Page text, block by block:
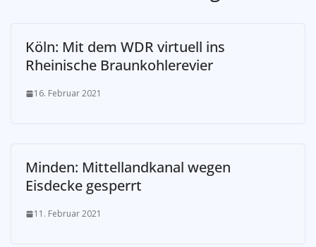
Köln: Mit dem WDR virtuell ins
Rheinische Braunkohlerevier
16. Februar 2021
Minden: Mittellandkanal wegen
Eisdecke gesperrt
11. Februar 2021